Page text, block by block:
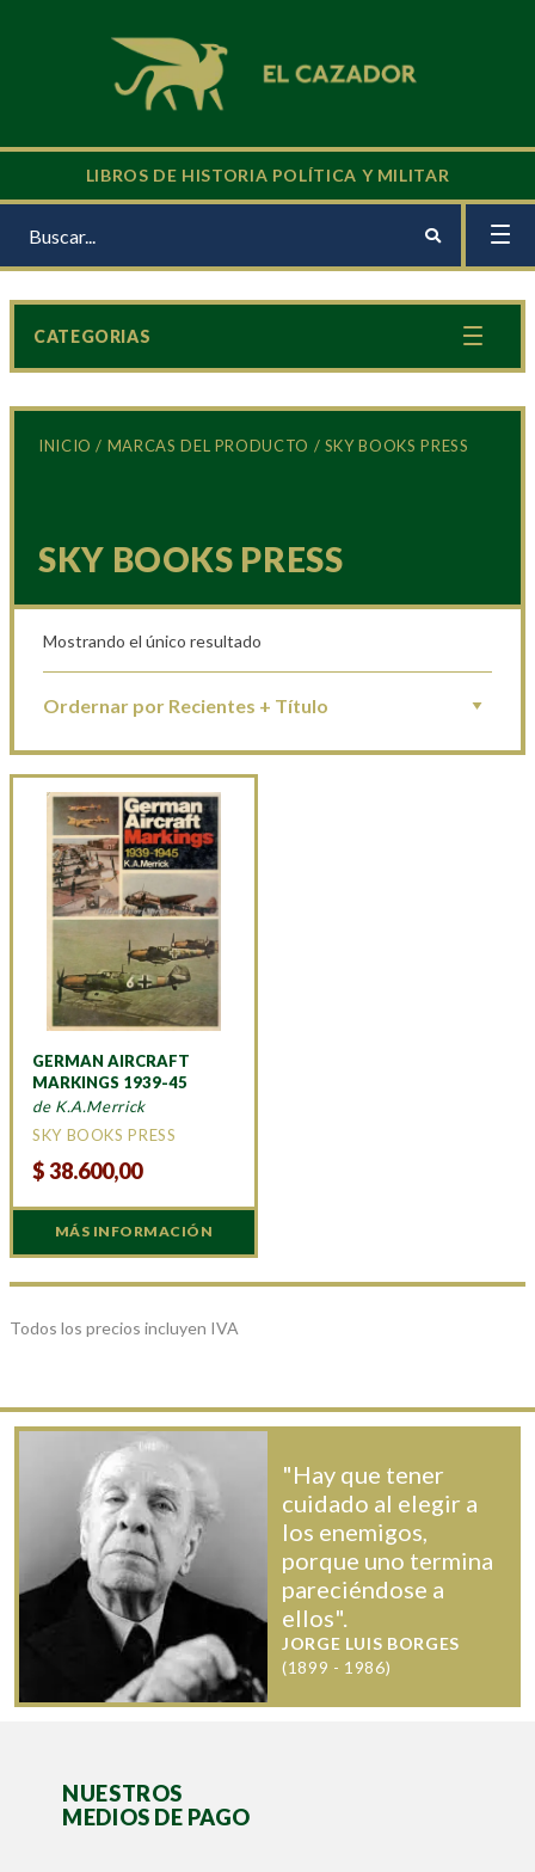
LIBROS DE HISTORIA POLÍTICA Y MILITAR
INICIO / MARCAS DEL PRODUCTO / SKY BOOKS PRESS
SKY BOOKS PRESS
Mostrando el único resultado
GERMAN AIRCRAFT
MARKINGS 1939-45
de K.A.Merrick
SKY BOOKS PRESS
$38.600,00
MÁS INFORMACIÓN
Todos los precios incluyen IVA
CATEGORIAS
"Hay que tener
cuidado al elegir a
los enemigos,
porque uno termina
pareciéndose a
ellos".
JORGE LUIS BORGES
(1899 - 1986)
NUESTROS
MEDIOS DE PAGO